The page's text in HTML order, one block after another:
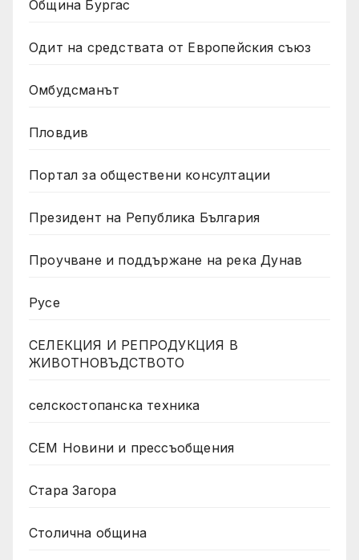
Община Бургас
Одит на средствата от Европейския съюз
Омбудсманът
Пловдив
Портал за обществени консултации
Президент на Република България
Проучване и поддържане на река Дунав
Русе
СЕЛЕКЦИЯ И РЕПРОДУКЦИЯ В
ЖИВОТНОВЪДСТВОТО
селскостопанска техника
СЕМ Новини и прессъобщения
Стара Загора
Столична община